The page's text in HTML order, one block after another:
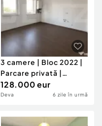
3 camere | Bloc 2022 |
Parcare privată |
Încălzire în pa
128.000 eur
Deva 6 zile în urmă